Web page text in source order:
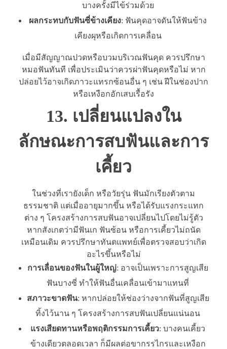
บางครั้งมีไข้ร่วมด้วย
ผลกระทบกับฟันซี่ข้างเคียง: ฟันคุดอาจดันให้ฟันข้าง
เคียงผุหรือเกิดการเคลื่อน
เมื่อมีสัญญาณปวดหรือบวมบริเวณฟันคุด ควรปรึกษา
หมอฟันทันที เพื่อประเมินว่าควรผ่าฟันคุดหรือไม่ หาก
ปล่อยไว้อาจเกิดภาวะแทรกซ้อนอื่น ๆ เช่น ฝีในช่องปาก
หรือเหงือกอักเสบเรื้อรัง
13. เปลี่ยนแปลงใน
ลักษณะการสบฟันและการ
เคี้ยว
ในช่วงที่เรายังเด็ก หรือวัยรุ่น ฟันมักเรียงตัวตาม
ธรรมชาติ แต่เมื่ออายุมากขึ้น หรือได้รับแรงกระแทก
ต่าง ๆ โครงสร้างการสบฟันอาจเปลี่ยนไปโดยไม่รู้ตัว
หากสังเกตว่ามีฟันเก ฟันซ้อน หรือการเคี้ยวไม่ถนัด
เหมือนเดิม ควรปรึกษาทันตแพทย์เพื่อตรวจสอบว่าเกิด
อะไรขึ้นหรือไม่
การเลื่อนของฟันในผู้ใหญ่: อาจเป็นเพราะการสูญเสีย
ฟันบางซี่ ทำให้ฟันอื่นเคลื่อนเข้ามาแทนที่
สภาวะขาดฟัน: หากปล่อยให้ช่องว่างจากฟันที่สูญเสีย
ทิ้งไว้นาน ๆ โครงสร้างการสบฟันเปลี่ยนแน่นอน
แรงเสียดทานหรือพฤติกรรมการเคี้ยว: บางคนเคี้ยว
ข้างเดียวตลอดเวลา ก็มีผลต่อขากรรไกรและเหงือก